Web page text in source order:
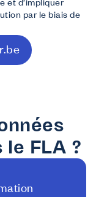
et d’impliquer
par le biais de
FLA ?